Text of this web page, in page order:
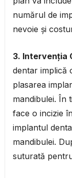
numărul de
nevoie și
3. Intervenția
dentar implică
plasarea
mandibulei. În
face o incizie
implantul
mandibulei.
suturată